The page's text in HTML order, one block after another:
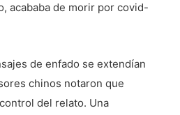
acababa de morir por covid-
de enfado se extendían
chinos notaron que
del relato. Una